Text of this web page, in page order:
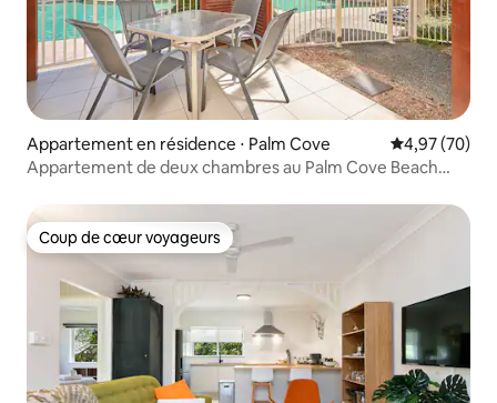
Appartement en résidence ⋅ Palm Cove Évaluation
4,97 (70)
Appartement de deux chambres au Palm Cove Beach
Coup de cœur voyageurs
Coup de cœur voyageurs